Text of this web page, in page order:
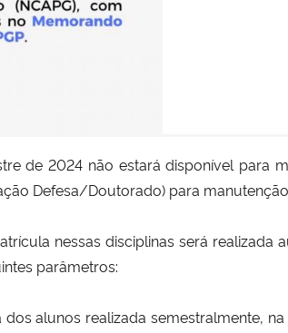
de 2024 não estará disponível para
Defesa/Doutorado) para
nessas disciplinas será realizada
parâmetros:
alunos realizada semestralmente,